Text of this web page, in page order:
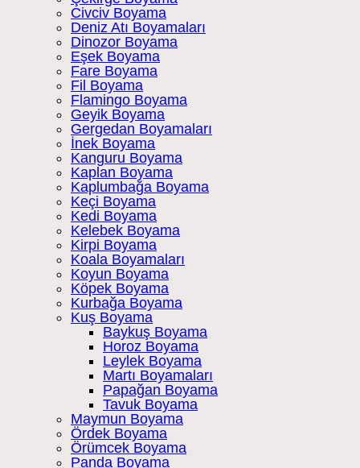
Civciv Boyama
Deniz Atı Boyamaları
Dinozor Boyama
Eşek Boyama
Fare Boyama
Fil Boyama
Flamingo Boyama
Geyik Boyama
Gergedan Boyamaları
İnek Boyama
Kanguru Boyama
Kaplan Boyama
Kaplumbağa Boyama
Keçi Boyama
Kedi Boyama
Kelebek Boyama
Kirpi Boyama
Koala Boyamaları
Koyun Boyama
Köpek Boyama
Kurbağa Boyama
Kuş Boyama
Baykuş Boyama
Horoz Boyama
Leylek Boyama
Martı Boyamaları
Papağan Boyama
Tavuk Boyama
Maymun Boyama
Ördek Boyama
Örümcek Boyama
Panda Boyama